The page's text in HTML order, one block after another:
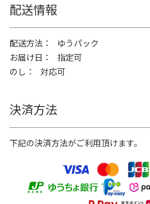
配送情報
配送方法
ゆうパック
お届け日
指定可
のし
対応可
決済方法
下記の決済方法がご利用頂けます。